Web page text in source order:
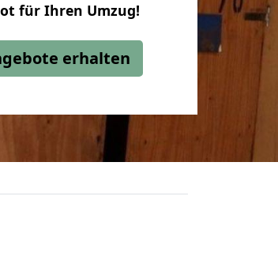
für Ihren Umzug!
erhalten